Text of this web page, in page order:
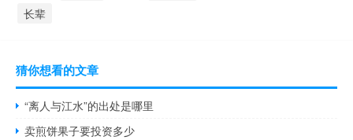
长辈
猜你想看的文章
“离人与江水”的出处是哪里
卖煎饼果子要投资多少